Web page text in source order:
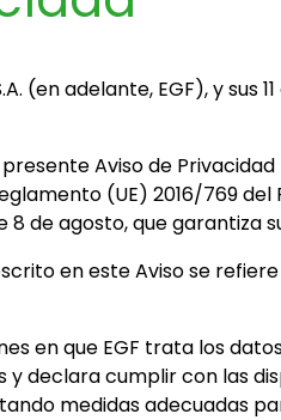
(en adelante, EGF), y
Aviso de
(UE) 2016/769
8 de agosto, que
en este Aviso se
en que EGF trata los
y declara cumplir con las
medidas adecuadas